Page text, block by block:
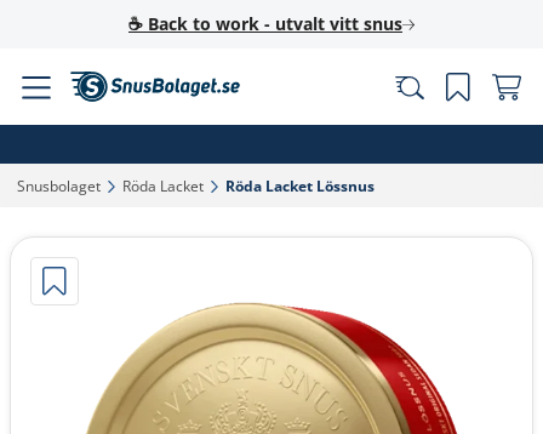
☕ Back to work - utvalt vitt snus
Snusbolaget‎ Röda Lacket‎ Röda Lacket Lössnus‎